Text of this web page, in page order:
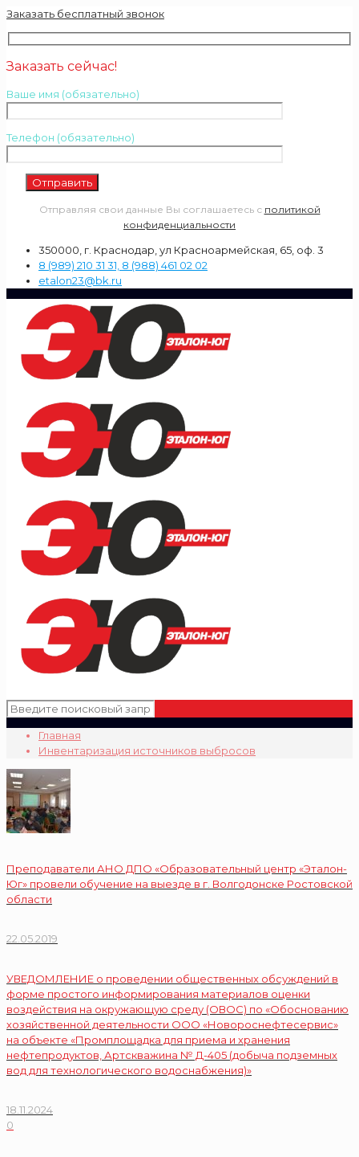
Заказать бесплатный звонок
Заказать сейчас!
Ваше имя (обязательно)
Телефон (обязательно)
Отправляя свои данные Вы соглашаетесь с политикой
конфиденциальности
350000, г. Краснодар, ул Красноармейская, 65, оф. 3
8 (989) 210 31 31, 8 (988) 461 02 02
etalon23@bk.ru
Главная
Инвентаризация источников выбросов
Преподаватели АНО ДПО «Образовательный центр «Эталон-
Юг» провели обучение на выезде в г. Волгодонске Ростовской
области
22.05.2019
УВЕДОМЛЕНИЕ o проведении общественных обсуждений в
форме простого информирования материалов оценки
воздействия на окружающую среду (ОВОС) по «Обоснованию
хозяйственной деятельности ООО «Новороснефтесервис»
на объекте «Промплощадка для приема и хранения
нефтепродуктов, Артскважина № Д-405 (добыча подземных
вод для технологического водоснабжения)»
18.11.2024
0